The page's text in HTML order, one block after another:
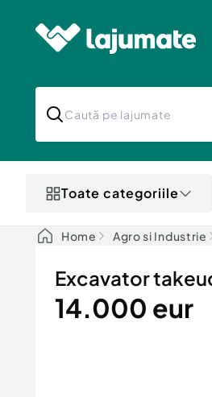
Toate categoriile
Home Agro si Industrie
Excavator
14.000 eur